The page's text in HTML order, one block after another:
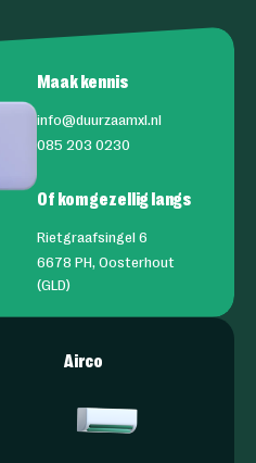
Maak kennis
info@duurzaamxl.nl
085 203 0230
Of kom gezellig langs
Rietgraafsingel 6
6678 PH, Oosterhout
(GLD)
Airco